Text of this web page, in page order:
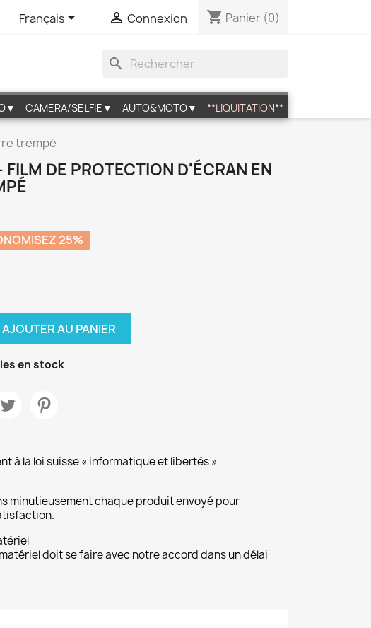
Français  Connexion shopping_cart Panier (0)
search
CAMERA/SELFIE▼ AUTO&MOTO▼ **LIQUITATION**
trempé
FILM DE PROTECTION D'ÉCRAN EN
25%
AJOUTER AU PANIER
en stock
à la loi suisse « informatique et libertés »
minutieusement chaque produit envoyé pour
doit se faire avec notre accord dans un délai